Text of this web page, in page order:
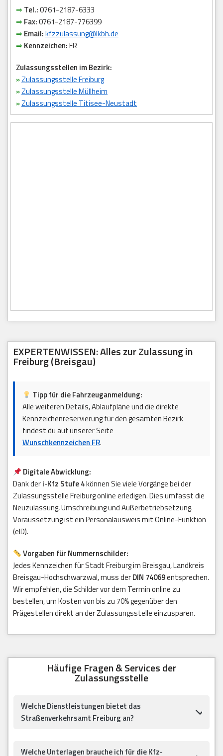
⇒ Tel.:0761-2187-6333
⇒ Fax:0761-2187-776399
⇒ Email:kfzzulassung@lkbh.de
⇒ Kennzeichen:FR
Zulassungsstellen im Bezirk:
»Zulassungsstelle Freiburg
»Zulassungsstelle Müllheim
»Zulassungsstelle Titisee-Neustadt
EXPERTENWISSEN: Alles zur Zulassung in
Freiburg (Breisgau)
Tipp für die Fahrzeuganmeldung:
Alle weiteren Details, Ablaufpläne und die direkte
Kennzeichenreservierung für den gesamten Bezirk
findest du auf unserer Seite
Wunschkennzeichen FR.
Digitale Abwicklung:
Dank deri-Kfz Stufe 4können Sie viele Vorgänge bei der
Zulassungsstelle Freiburg online erledigen. Dies umfasst die
Neuzulassung, Umschreibung und Außerbetriebsetzung.
Voraussetzung ist ein Personalausweis mit Online-Funktion
(eID).
Vorgaben für Nummernschilder:
Jedes Kennzeichen für Stadt Freiburg im Breisgau, Landkreis
Breisgau-Hochschwarzwal, muss derDIN 74069entsprechen.
Wir empfehlen, die Schilder vor dem Termin online zu
bestellen, um Kosten von bis zu 70% gegenüber den
Prägestellen direkt an der Zulassungsstelle einzusparen.
Häufige Fragen & Services der
Zulassungsstelle
Welche Dienstleistungen bietet das
Straßenverkehrsamt Freiburg an?
Welche Unterlagen brauche ich für die Kfz-